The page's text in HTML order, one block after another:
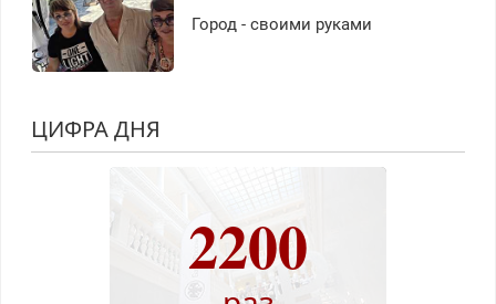
Город - своими руками
ЦИФРА ДНЯ
2200